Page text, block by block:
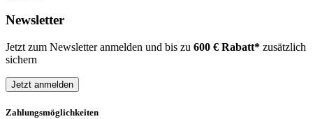
Newsletter
Jetzt zum Newsletter anmelden und bis zu 600 € Rabatt* zusätzlich
sichern
Jetzt anmelden
Zahlungsmöglichkeiten